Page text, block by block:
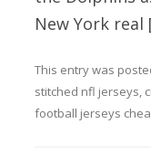
New York real
This entry was
stitched nfl jerseys,
football jerseys